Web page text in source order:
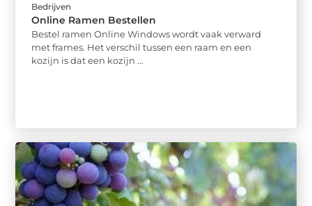
Bedrijven
Online Ramen Bestellen
Bestel ramen Online Windows wordt vaak verward
met frames. Het verschil tussen een raam en een
kozijn is dat een kozijn ...